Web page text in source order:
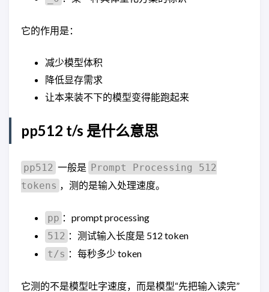
它的作用是：
减少模型体积
降低显存需求
让本来装不下的模型变得能跑起来
pp512 t/s 是什么意思
pp512 一般是 Prompt Processing 512
tokens ，测的是输入处理速度。
pp ：prompt processing
512 ：测试输入长度是 512 token
t/s ：每秒多少 token
它测的不是模型吐字速度，而是模型“先把输入读完”